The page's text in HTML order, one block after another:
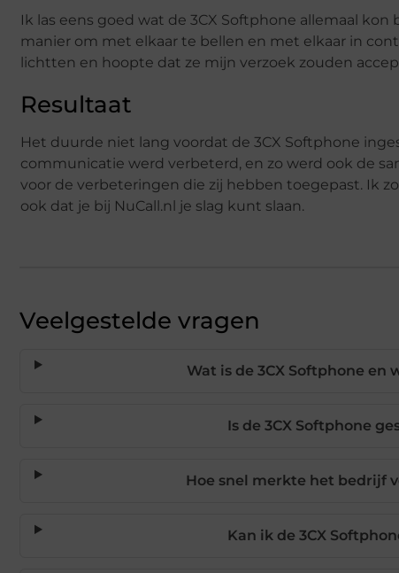
Ik las eens goed wat de 3CX Softphone allemaal
manier om met elkaar te bellen en met elkaar in
lichtten en hoopte dat ze mijn verzoek zouden
Resultaat
Het duurde niet lang voordat de 3CX Softphone
communicatie werd verbeterd, en zo werd ook de
voor de verbeteringen die zij hebben toegepast. Ik
ook dat je bij NuCall.nl je slag kunt slaan.
Veelgestelde vragen
Wat is de 3CX Softphone
Is de 3CX Softphone
Hoe snel merkte het bedrijf
Kan ik de 3CX